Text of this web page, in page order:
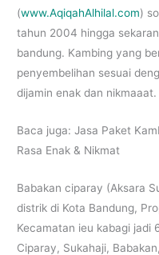
(www.AqiqahAlhilal.com)
tahun 2004 hingga
bandung. Kambing yang
penyembelihan sesuai
dijamin enak dan nikmaaat.
Baca juga: Jasa Paket
Rasa Enak & Nikmat
Babakan ciparay
distrik di Kota Bandung,
Kecamatan ieu kabagi jadi
Ciparay, Sukahaji,